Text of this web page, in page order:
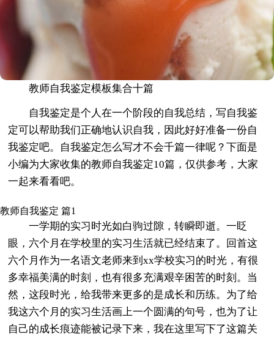
教师自我鉴定模板集合十篇
自我鉴定是个人在一个阶段的自我总结，写自我鉴
定可以帮助我们正确地认识自我，因此好好准备一份自
我鉴定吧。自我鉴定怎么写才不会千篇一律呢？下面是
小编为大家收集的教师自我鉴定10篇，仅供参考，大家
一起来看看吧。
教师自我鉴定 篇1
一学期的实习时光如白驹过隙，转瞬即逝。一眨
眼，六个月在学校里的实习生活就已经结束了。回首这
六个月作为一名语文老师来到xx学校实习的时光，有很
多幸福美满的时刻，也有很多充满艰辛困苦的时刻。当
然，这段时光，给我带来更多的是成长和历练。为了给
我这六个月的实习生活画上一个圆满的句号，也为了让
自己的成长痕迹能被记录下来，我在这里写下了这篇关